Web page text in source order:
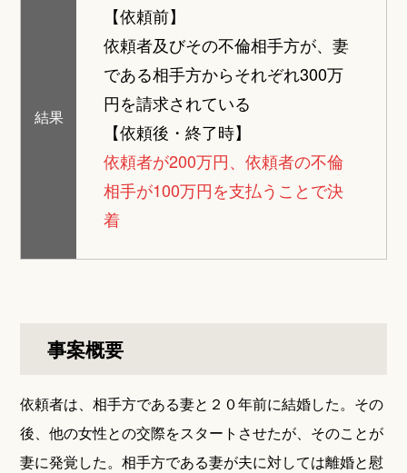
結果
【依頼前】
依頼者及びその不倫相手方が、妻
である相手方からそれぞれ300万
円を請求されている
【依頼後・終了時】
依頼者が200万円、依頼者の不倫
相手が100万円を支払うことで決
着
事案概要
依頼者は、相手方である妻と２０年前に結婚した。その
後、他の女性との交際をスタートさせたが、そのことが
妻に発覚した。相手方である妻が夫に対しては離婚と慰